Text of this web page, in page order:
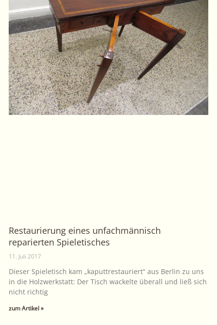
Restaurierung eines unfachmännisch
reparierten Spieletisches
11. Juli 2017
Dieser Spieletisch kam „kaputtrestauriert“ aus Berlin zu uns
in die Holzwerkstatt: Der Tisch wackelte überall und ließ sich
nicht richtig
zum Artikel »